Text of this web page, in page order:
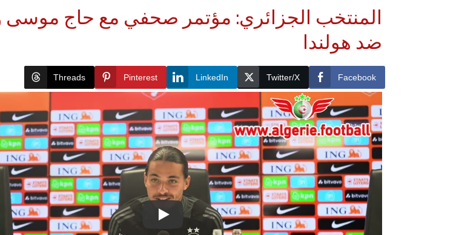
المنتخب الجزائري: مؤتمر صحفي مع حاج موسى
ضد هولندا
Facebook
Twitter/X
LinkedIn
Pinterest
Threads